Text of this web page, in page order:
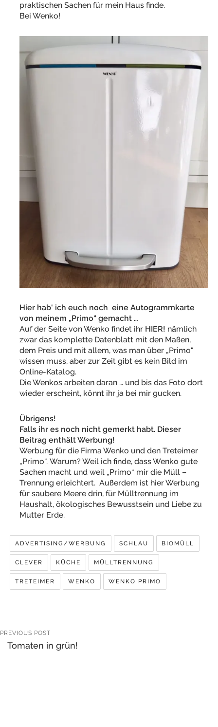
praktischen Sachen für mein Haus finde.
Bei Wenko!
Hier hab‘ ich euch noch eine Autogrammkarte
von meinem „Primo“ gemacht …
Auf der Seite von Wenko findet ihr HIER! nämlich
zwar das komplette Datenblatt mit den Maßen,
dem Preis und mit allem, was man über „Primo“
wissen muss, aber zur Zeit gibt es kein Bild im
Online-Katalog.
Die Wenkos arbeiten daran … und bis das Foto dort
wieder erscheint, könnt ihr ja bei mir gucken.
Übrigens!
Falls ihr es noch nicht gemerkt habt. Dieser
Beitrag enthält Werbung!
Werbung für die Firma Wenko und den Treteimer
„Primo“. Warum? Weil ich finde, dass Wenko gute
Sachen macht und weil „Primo“ mir die Müll –
Trennung erleichtert. Außerdem ist hier Werbung
für saubere Meere drin, für Mülltrennung im
Haushalt, ökologisches Bewusstsein und Liebe zu
Mutter Erde.
ADVERTISING/WERBUNG SCHLAU BIOMÜLL
CLEVER KÜCHE MÜLLTRENNUNG
TRETEIMER WENKO WENKO PRIMO
PREVIOUS POST
Tomaten in grün!